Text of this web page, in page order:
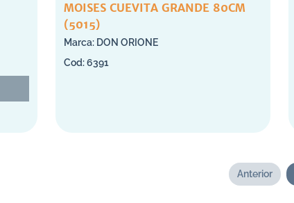
MOISES CUEVITA GRANDE 80CM
(5015)
DON ORIONE
6391
Anterior